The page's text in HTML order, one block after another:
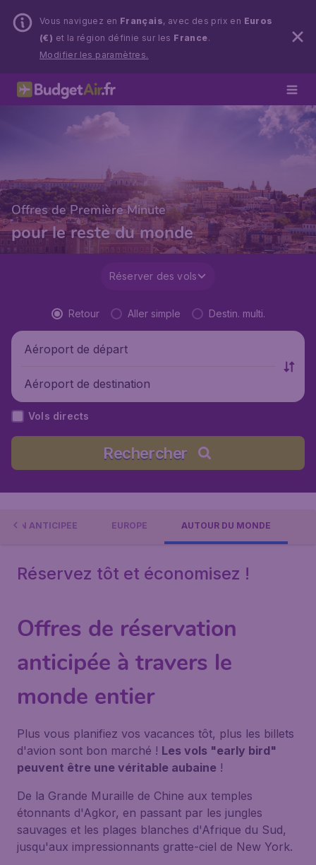
Vous naviguez en Français, avec des prix en Euros
(€) et la région définie sur les France.
Modifier les paramètres.
Offres de Première Minute
pour le reste du monde
Réserver des vols
Retour Aller simple Destin. multi.
Aéroport de départ
Aéroport de destination
Vols directs
Rechercher
ANTICIPÉE EUROPE AUTOUR DU MONDE
Réservez tôt et économisez !
Offres de réservation
anticipée à travers le
monde entier
Plus vous planifiez vos vacances tôt, plus les billets
d'avion sont bon marché ! Les vols "early bird"
peuvent être une véritable aubaine !
De la Grande Muraille de Chine aux temples
étonnants d'Agkor, en passant par les jungles
sauvages et les plages blanches d'Afrique du Sud,
jusqu'aux impressionnants gratte-ciel de New York.